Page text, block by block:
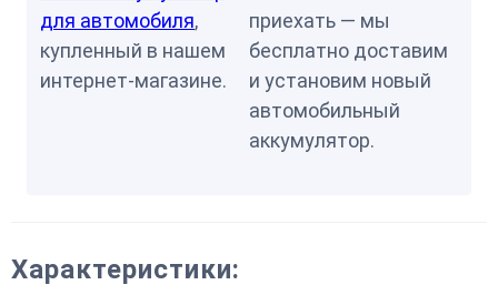
для автомобиля,
купленный в нашем
интернет-магазине.
приехать — мы
бесплатно доставим
и установим новый
автомобильный
аккумулятор.
Характеристики: